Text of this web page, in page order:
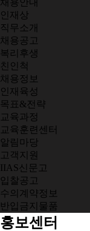
채용안내
인재상
직무소개
채용공고
복리후생
친인척
채용정보
인재육성
목표&전략
교육과정
교육훈련센터
알림마당
고객지원
IIAS신문고
입찰공고
수의계약정보
반입금지물품
홍보센터